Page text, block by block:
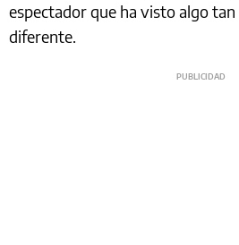
espectador que ha visto algo
diferente.